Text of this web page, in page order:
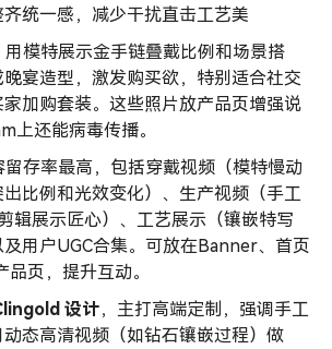
统一感，减少干扰直击工艺美
用模特展示金手链叠戴比例和场景搭
宴造型，激发购买欲，特别适合社交
加购套装。这些照片放产品页增强说
上还能病毒传播。
留存率最高，包括穿戴视频（模特慢动
比例和光效变化）、生产视频（手工
辑展示匠心）、工艺展示（镶嵌特写
用户UGC合集。可放在Banner、首页
页，提升互动。
设计，主打高端定制，强调手工
态高清视频（如钻石镶嵌过程）做